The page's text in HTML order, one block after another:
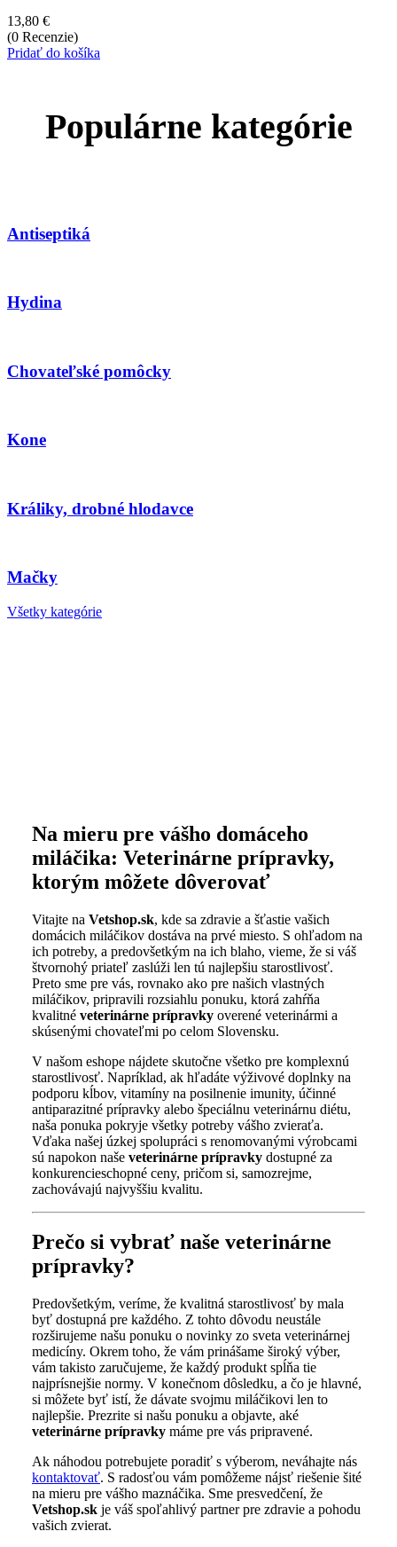
13,80 €
(0 Recenzie)
Pridať do košíka
Populárne kategórie
Antiseptiká
Hydina
Chovateľské pomôcky
Kone
Králiky, drobné hlodavce
Mačky
Všetky kategórie
Na mieru pre vášho domáceho
miláčika: Veterinárne prípravky,
ktorým môžete dôverovať
Vitajte na Vetshop.sk, kde sa zdravie a šťastie vašich
domácich miláčikov dostáva na prvé miesto. S ohľadom na
ich potreby, a predovšetkým na ich blaho, vieme, že si váš
štvornohý priateľ zaslúži len tú najlepšiu starostlivosť.
Preto sme pre vás, rovnako ako pre našich vlastných
miláčikov, pripravili rozsiahlu ponuku, ktorá zahŕňa
kvalitné veterinárne prípravky overené veterinármi a
skúsenými chovateľmi po celom Slovensku.
V našom eshope nájdete skutočne všetko pre komplexnú
starostlivosť. Napríklad, ak hľadáte výživové doplnky na
podporu kĺbov, vitamíny na posilnenie imunity, účinné
antiparazitné prípravky alebo špeciálnu veterinárnu diétu,
naša ponuka pokryje všetky potreby vášho zvieraťa.
Vďaka našej úzkej spolupráci s renomovanými výrobcami
sú napokon naše veterinárne prípravky dostupné za
konkurencieschopné ceny, pričom si, samozrejme,
zachovávajú najvyššiu kvalitu.
Prečo si vybrať naše veterinárne
prípravky?
Predovšetkým, veríme, že kvalitná starostlivosť by mala
byť dostupná pre každého. Z tohto dôvodu neustále
rozširujeme našu ponuku o novinky zo sveta veterinárnej
medicíny. Okrem toho, že vám prinášame široký výber,
vám takisto zaručujeme, že každý produkt spĺňa tie
najprísnejšie normy. V konečnom dôsledku, a čo je hlavné,
si môžete byť istí, že dávate svojmu miláčikovi len to
najlepšie. Prezrite si našu ponuku a objavte, aké
veterinárne prípravky máme pre vás pripravené.
Ak náhodou potrebujete poradiť s výberom, neváhajte nás
kontaktovať. S radosťou vám pomôžeme nájsť riešenie šité
na mieru pre vášho maznáčika. Sme presvedčení, že
Vetshop.sk je váš spoľahlivý partner pre zdravie a pohodu
vašich zvierat.